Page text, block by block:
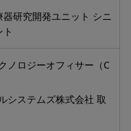
研究開発ユニット シニ
ノロジーオフィサー（C
システムズ株式会社 取